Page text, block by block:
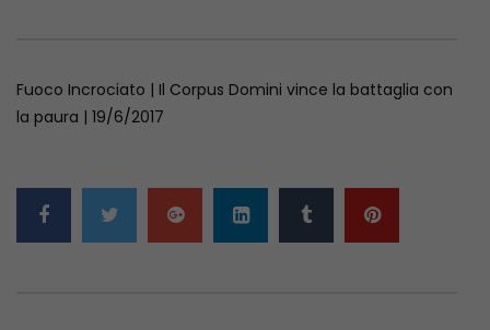
Fuoco Incrociato | Il Corpus Domini vince la battaglia con
la paura | 19/6/2017